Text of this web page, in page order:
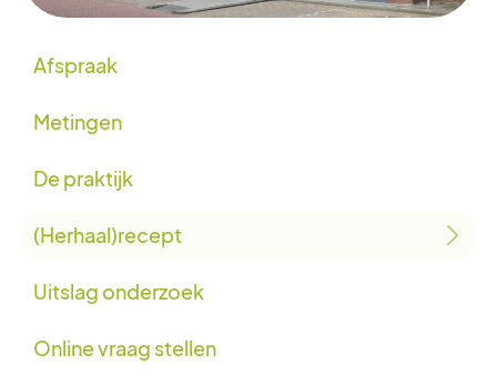
Afspraak
Metingen
De praktijk
(Herhaal)recept
Uitslag onderzoek
Online vraag stellen